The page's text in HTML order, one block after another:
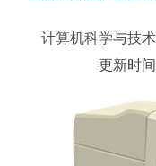
计算机科学与技
更新时